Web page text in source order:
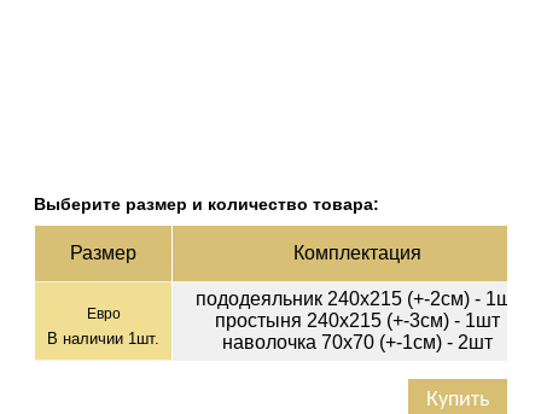
Выберите размер и количество товара:
Раз­мер Ком­плек­тация
Евро
В наличии 1шт.
пододеяльник 240х215 (+-2см) - 1шт
простыня 240х215 (+-3см) - 1шт
наволочка 70х70 (+-1см) - 2шт
Купить